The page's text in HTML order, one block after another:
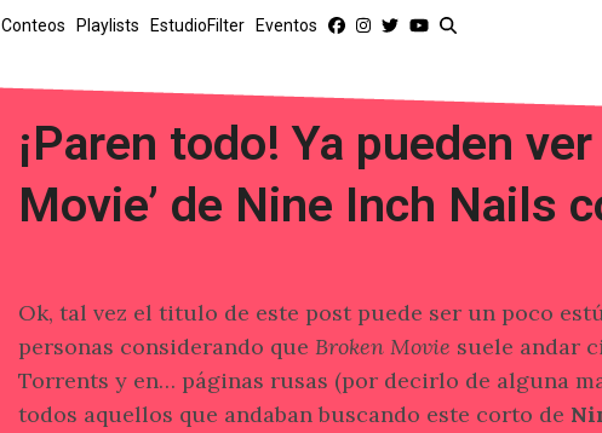
Conteos Playlists EstudioFilter Eventos
¡Paren todo! Ya pueden ver
Movie’ de Nine Inch Nails
Ok, tal vez el titulo de este post puede ser un poco
personas considerando que Broken Movie suele andar
Torrents y en… páginas rusas (por decirlo de alguna
todos aquellos que andaban buscando este corto de